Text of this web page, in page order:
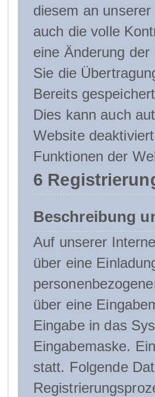
diesem an
auch die volle
eine Änderung
Sie die
Bereits
Dies kann auch
Website
Funktionen der
6
Beschreibung
Auf unserer
über eine
über eine
Eingabe in das
Eingabemaske.
statt. Folgende